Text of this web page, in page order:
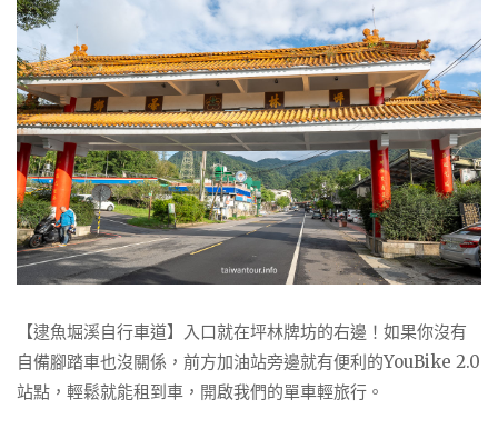
【逮魚堀溪自行車道】入口就在坪林牌坊的右邊！如果你沒有
自備腳踏車也沒關係，前方加油站旁邊就有便利的YouBike 2.0
站點，輕鬆就能租到車，開啟我們的單車輕旅行。